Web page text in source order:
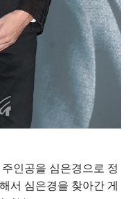
인공을 심은경으로 정
서 심은경을 찾아간 게